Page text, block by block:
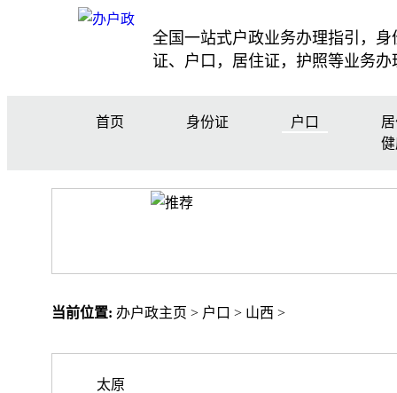
全国一站式户政业务办理指引，身
证、户口，居住证，护照等业务办
首页 身份证 户口
当前位置: 办户政主页 > 户口 > 山西 >
太原